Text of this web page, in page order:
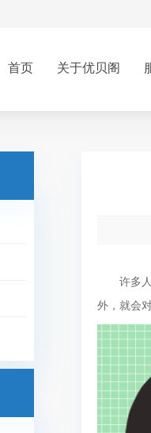
首页 关于优贝阁
许多人
外，就会